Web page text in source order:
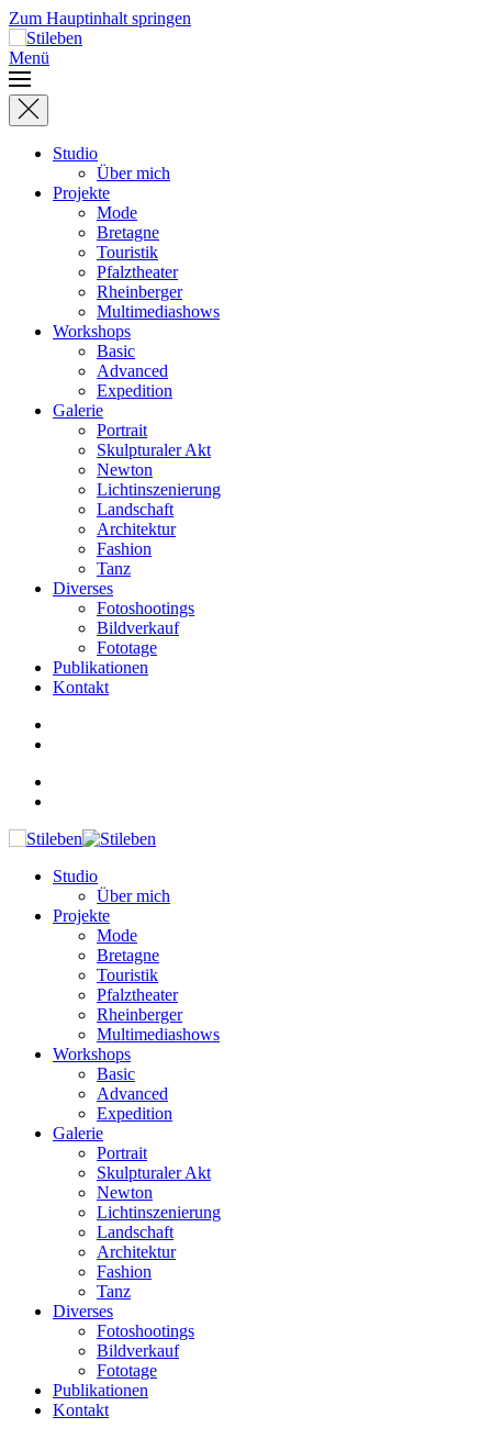
Zum Hauptinhalt springen
Menü
Studio
Über mich
Projekte
Mode
Bretagne
Touristik
Pfalztheater
Rheinberger
Multimediashows
Workshops
Basic
Advanced
Expedition
Galerie
Portrait
Skulpturaler Akt
Newton
Lichtinszenierung
Landschaft
Architektur
Fashion
Tanz
Diverses
Fotoshootings
Bildverkauf
Fototage
Publikationen
Kontakt
Studio
Über mich
Projekte
Mode
Bretagne
Touristik
Pfalztheater
Rheinberger
Multimediashows
Workshops
Basic
Advanced
Expedition
Galerie
Portrait
Skulpturaler Akt
Newton
Lichtinszenierung
Landschaft
Architektur
Fashion
Tanz
Diverses
Fotoshootings
Bildverkauf
Fototage
Publikationen
Kontakt